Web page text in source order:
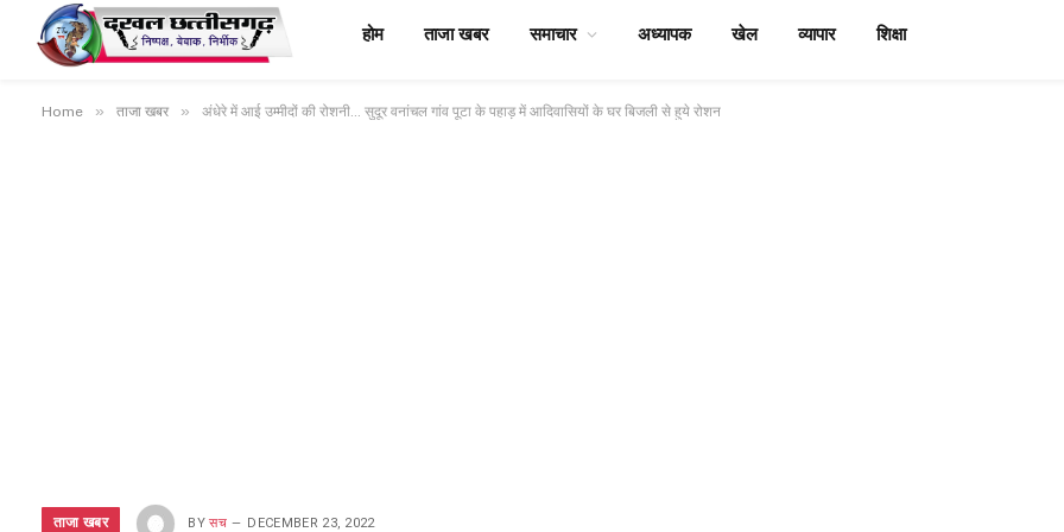
होम ताजा खबर समाचार अध्यापक खेल व्यापार शिक्षा
Home » ताजा खबर » अंधेरे में आई उम्मीदों की रोशनी… सुदूर वनांचल गांव पूटा के पहाड़ में आदिवासियों के घर बिजली से हुये रोशन
ताजा खबर BY सच DECEMBER 23, 2022